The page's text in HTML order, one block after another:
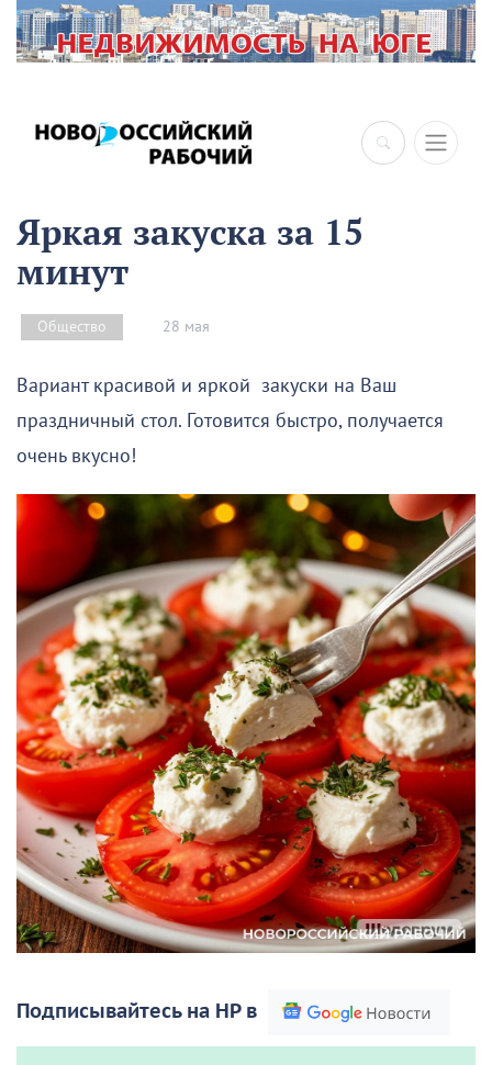
×
Яркая закуска за 15
минут
Общество 28 мая
Вариант красивой и яркой закуски на Ваш
праздничный стол. Готовится быстро, получается
очень вкусно!
Подписывайтесь на НР в